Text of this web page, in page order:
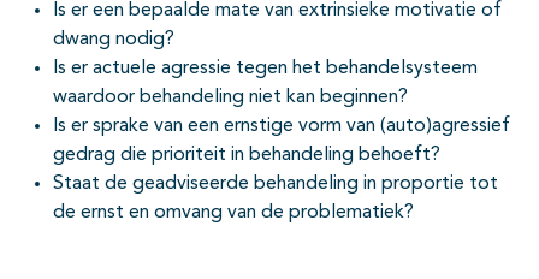
Is er een bepaalde mate van extrinsieke motivatie of
dwang nodig?
Is er actuele agressie tegen het behandelsysteem
waardoor behandeling niet kan beginnen?
Is er sprake van een ernstige vorm van (auto)agressief
gedrag die prioriteit in behandeling behoeft?
Staat de geadviseerde behandeling in proportie tot
de ernst en omvang van de problematiek?